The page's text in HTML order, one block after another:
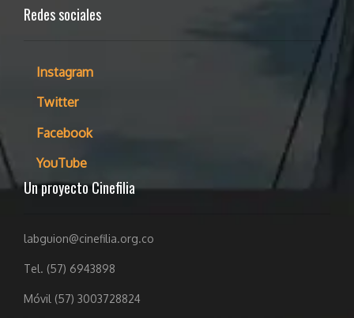
Redes sociales
Instagram
Twitter
Facebook
YouTube
Un proyecto Cinefilia
labguion@cinefilia.org.co
Tel. (57) 6943898
Móvil (57) 3003728824